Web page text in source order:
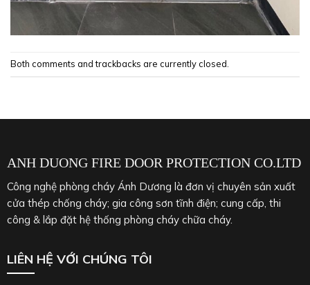
Both comments and trackbacks are currently closed.
ANH DUONG FIRE DOOR PROTECTION CO.LTD
Công nghệ phòng cháy Ánh Dương là đơn vị chuyên sản xuất
cửa thép chống cháy; gia công sơn tĩnh điện; cung cấp, thi
công & lắp đặt hệ thống phòng cháy chữa cháy.
LIÊN HỆ VỚI CHÚNG TÔI